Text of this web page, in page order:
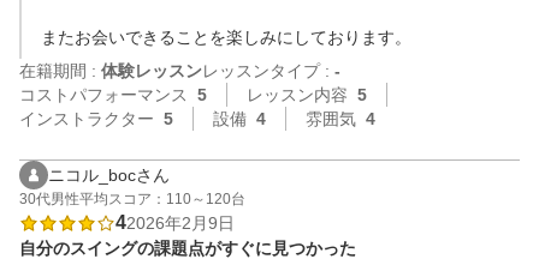
在籍期間 : 体験レッスンレッスンタイプ : -
コストパフォーマンス
5 レッスン内容 5
インストラクター 5 設備 4 雰囲気 4
ニコル_bocさん
30代男性平均スコア：110～120台
42026年2月9日
自分のスイングの課題点がすぐに見つかった